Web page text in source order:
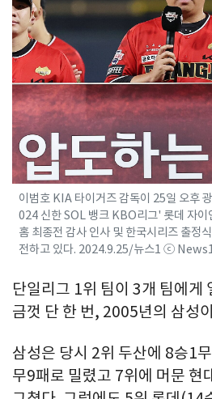
이범호 KIA 타이거즈 감독이 25일 오후
024 신한 SOL 뱅크 KBO리그' 롯데 자이
홈 최종전 감사 인사 및 한국시리즈 출정
전하고 있다. 2024.9.25/뉴스1 ⓒ
단일리그 1위 팀이 3개 팀에게
금껏 단 한 번, 2005년의 삼성
삼성은 당시 2위 두산에 8승1
무9패로 밀렸고 7위에 머문 현